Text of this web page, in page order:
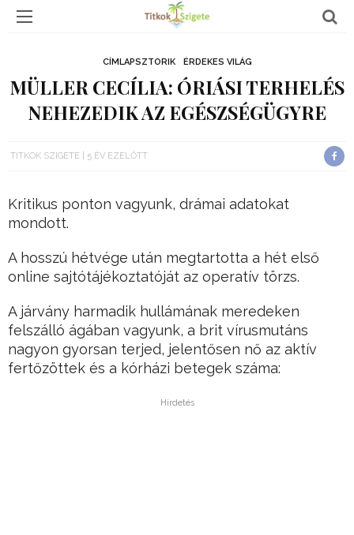
CÍMLAPSZTORIK ÉRDEKES VILÁG
MÜLLER CECÍLIA: ÓRIÁSI TERHELÉS
NEHEZEDIK AZ EGÉSZSÉGÜGYRE
TITKOK SZIGETE 5 ÉV EZELŐTT
Kritikus ponton vagyunk, drámai adatokat
mondott.
A hosszú hétvége után megtartotta a hét első
online sajtótájékoztatóját az operatív törzs.
A járvány harmadik hullámának meredeken
felszálló ágában vagyunk, a brit vírusmutáns
nagyon gyorsan terjed, jelentősen nő az aktív
fertőzöttek és a kórházi betegek száma:
Hirdetés